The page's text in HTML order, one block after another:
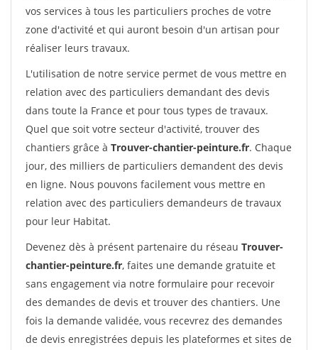
vos services à tous les particuliers proches de votre
zone d'activité et qui auront besoin d'un artisan pour
réaliser leurs travaux.
L'utilisation de notre service permet de vous mettre en
relation avec des particuliers demandant des devis
dans toute la France et pour tous types de travaux.
Quel que soit votre secteur d'activité, trouver des
chantiers grâce à Trouver-chantier-peinture.fr. Chaque
jour, des milliers de particuliers demandent des devis
en ligne. Nous pouvons facilement vous mettre en
relation avec des particuliers demandeurs de travaux
pour leur Habitat.
Devenez dès à présent partenaire du réseau Trouver-
chantier-peinture.fr, faites une demande gratuite et
sans engagement via notre formulaire pour recevoir
des demandes de devis et trouver des chantiers. Une
fois la demande validée, vous recevrez des demandes
de devis enregistrées depuis les plateformes et sites de